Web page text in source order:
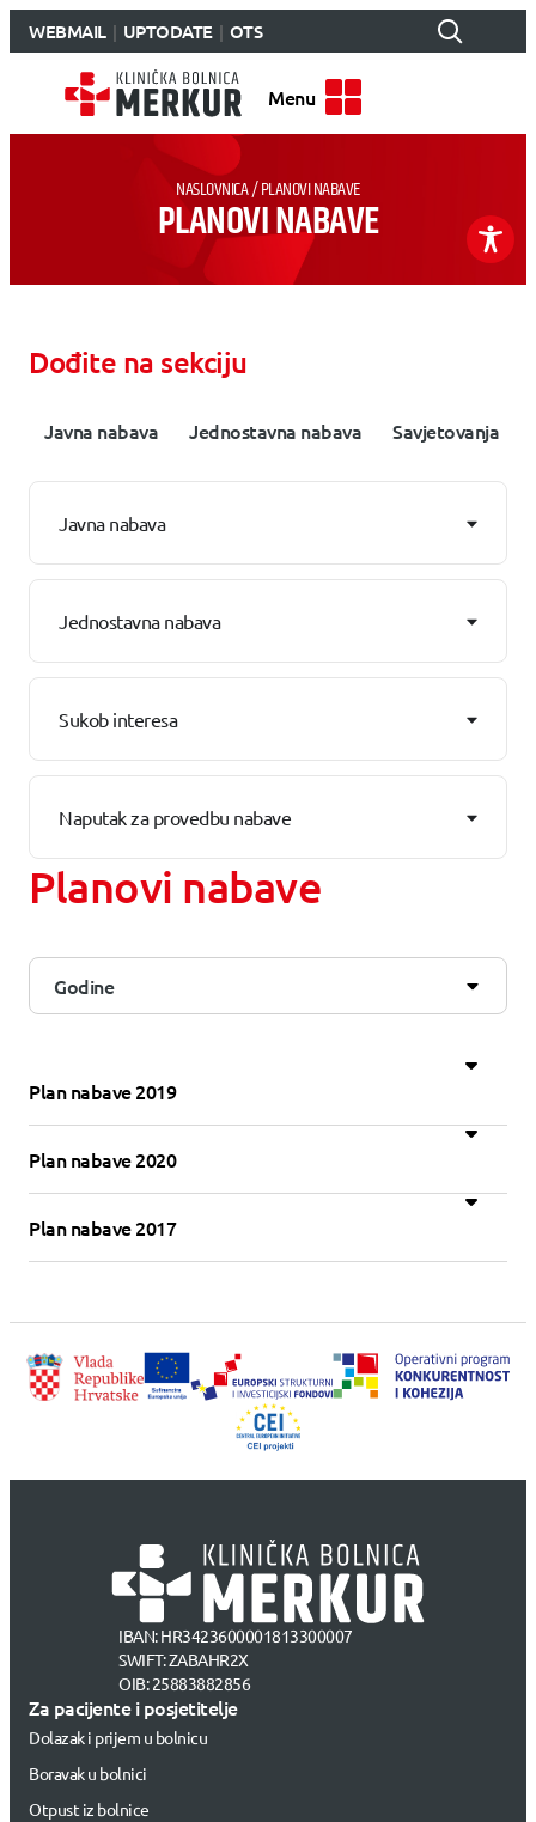
WEBMAIL UPTODATE OTS
Menu
NASLOVNICA/PLANOVI NABAVE
PLANOVI NABAVE
Dođite na sekciju
Javna nabava Jednostavna nabava Savjetovanja
Javna nabava
Jednostavna nabava
Sukob interesa
Naputak za provedbu nabave
Planovi nabave
Godine
Plan nabave 2019
Plan nabave 2020
Plan nabave 2017
IBAN: HR3423600001813300007
SWIFT: ZABAHR2X
OIB: 25883882856
Za pacijente i posjetitelje
Dolazak i prijem u bolnicu
Boravak u bolnici
Otpust iz bolnice